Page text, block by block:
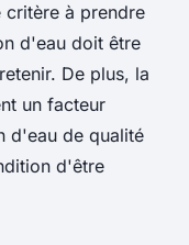
critère à prendre
d'eau doit être
De plus, la
un facteur
d'eau de qualité
d'être